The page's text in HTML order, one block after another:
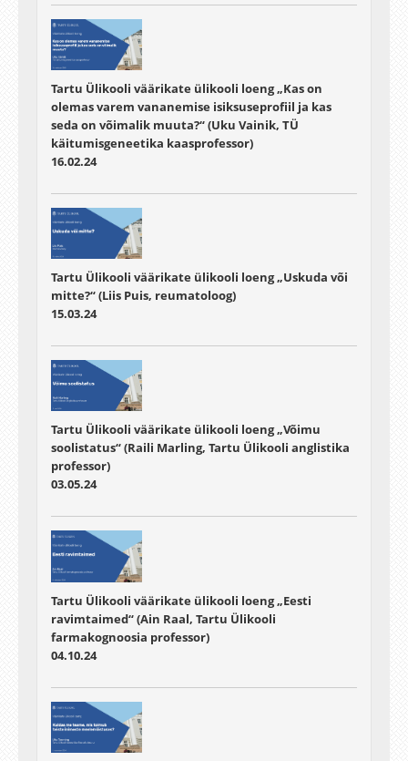
Tartu Ülikooli väärikate ülikooli loeng „Kas on
olemas varem vananemise isiksuseprofiil ja kas
seda on võimalik muuta?“ (Uku Vainik, TÜ
käitumisgeneetika kaasprofessor)
16.02.24
Tartu Ülikooli väärikate ülikooli loeng „Uskuda või
mitte?“ (Liis Puis, reumatoloog)
15.03.24
Tartu Ülikooli väärikate ülikooli loeng „Võimu
soolistatus“ (Raili Marling, Tartu Ülikooli anglistika
professor)
03.05.24
Tartu Ülikooli väärikate ülikooli loeng „Eesti
ravimtaimed“ (Ain Raal, Tartu Ülikooli
farmakognoosia professor)
04.10.24